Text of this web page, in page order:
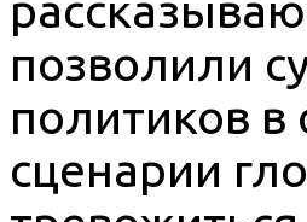
позволили
политиков
сценарии